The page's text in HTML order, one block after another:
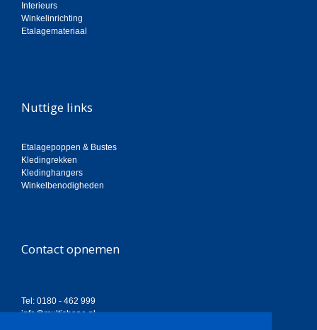
Interieurs
Winkelinrichting
Etalagemateriaal
Nuttige links
Etalagepoppen & Bustes
Kledingrekken
Kledinghangers
Winkelbenodigheden
Contact opnemen
Tel: 0180 - 462 999
info@multishape.nl